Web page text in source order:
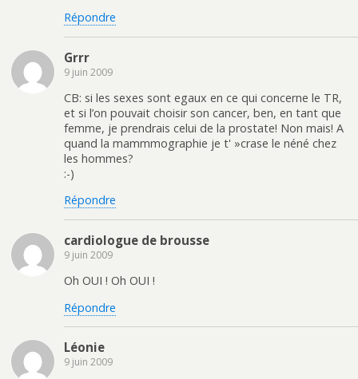
Répondre
Grrr
9 juin 2009
CB: si les sexes sont egaux en ce qui concerne le TR,
et si l’on pouvait choisir son cancer, ben, en tant que
femme, je prendrais celui de la prostate! Non mais! A
quand la mammmographie je t' »crase le néné chez
les hommes?
:-)
Répondre
cardiologue de brousse
9 juin 2009
Oh OUI ! Oh OUI !
Répondre
Léonie
9 juin 2009